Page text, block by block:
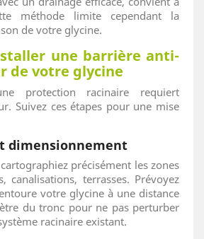
méthode limite cependant la
de votre glycine.
une barrière anti-
de votre glycine
protection racinaire requiert
Suivez ces étapes pour une mise
dimensionnement
précisément les zones
canalisations, terrasses. Prévoyez
votre glycine à une distance
du tronc pour ne pas perturber
racinaire existant.